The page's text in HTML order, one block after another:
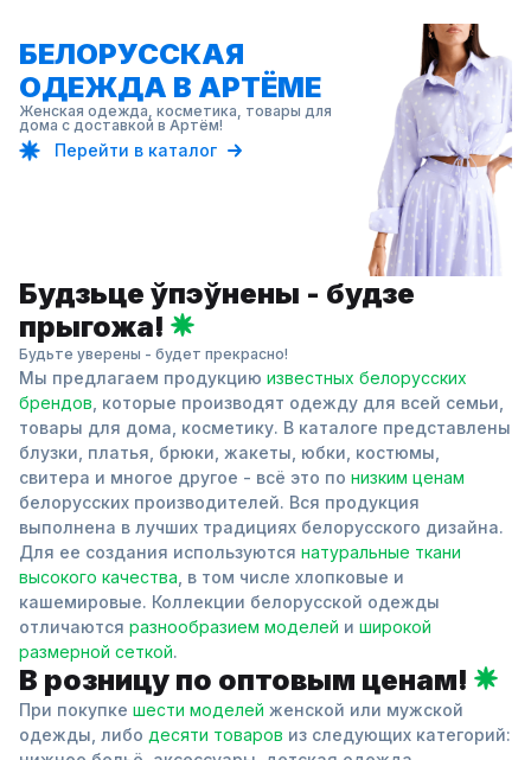
БЕЛОРУССКАЯ
ОДЕЖДА В АРТЁМЕ
Женская одежда, косметика, товары для
дома с доставкой в Артём!
Перейти в каталог
Будзьце ўпэўнены - будзе
прыгожа!
Будьте уверены - будет прекрасно!
Мы предлагаем продукцию известных белорусских
брендов , которые производят одежду для всей семьи,
товары для дома, косметику. В каталоге представлены
блузки, платья, брюки, жакеты, юбки, костюмы,
свитера и многое другое - всё это по низким ценам
белорусских производителей. Вся продукция
выполнена в лучших традициях белорусского дизайна.
Для ее создания используются натуральные ткани
высокого качества , в том числе хлопковые и
кашемировые. Коллекции белорусской одежды
отличаются разнообразием моделей и широкой
размерной сеткой.
В розницу по оптовым ценам!
При покупке шести моделей женской или мужской
одежды, либо десяти товаров из следующих категорий: